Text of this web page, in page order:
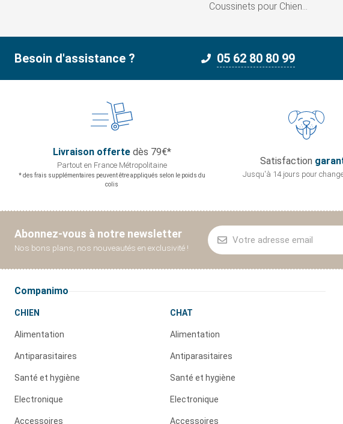
Coussinets pour Chien…
Besoin d'assistance ? 05 62 80 80 99
Livraison offertedès 79€*
Partout en France Métropolitaine
* des frais supplémentaires peuvent être appliqués selon le poids du
colis
Satisfaction
Jusqu'à 14 jours pour
Abonnez-vous à notre newsletter
Nos bons plans, nos nouveautés en exclusivité !
Companimo
CHIEN
Alimentation
Antiparasitaires
Santé et hygiène
Electronique
Accessoires
CHAT
Alimentation
Antiparasitaires
Santé et hygiène
Electronique
Accessoires